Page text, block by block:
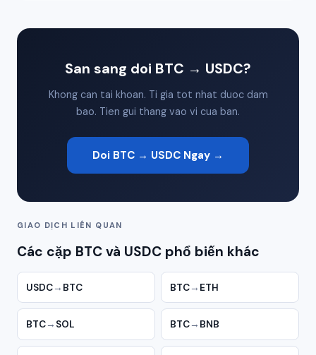
San sang doi BTC → USDC?
Khong can tai khoan. Ti gia tot nhat duoc dam
bao. Tien gui thang vao vi cua ban.
Doi BTC → USDC Ngay →
GIAO DỊCH LIÊN QUAN
Các cặp BTC và USDC phổ biến khác
USDC→ BTC BTC→ ETH
BTC→ SOL BTC→ BNB